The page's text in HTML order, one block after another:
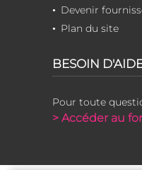
Devenir
Plan du site
BESOIN
Pour toute
> Accéder au